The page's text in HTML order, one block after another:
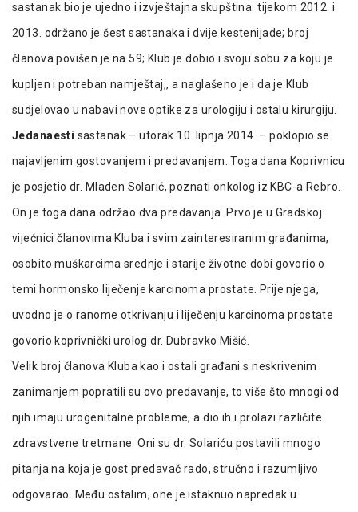
sastanak bio je ujedno i izvještajna skupština: tijekom 2012. i
2013. održano je šest sastanaka i dvije kestenijade; broj
članova povišen je na 59; Klub je dobio i svoju sobu za koju je
kupljen i potreban namještaj,, a naglašeno je i da je Klub
sudjelovao u nabavi nove optike za urologiju i ostalu kirurgiju.
Jedanaesti sastanak – utorak 10. lipnja 2014. – poklopio se
najavljenim gostovanjem i predavanjem. Toga dana Koprivnicu
je posjetio dr. Mladen Solarić, poznati onkolog iz KBC-a Rebro.
On je toga dana održao dva predavanja. Prvo je u Gradskoj
vijećnici članovima Kluba i svim zainteresiranim građanima,
osobito muškarcima srednje i starije životne dobi govorio o
temi hormonsko liječenje karcinoma prostate. Prije njega,
uvodno je o ranome otkrivanju i liječenju karcinoma prostate
govorio koprivnički urolog dr. Dubravko Mišić.
Velik broj članova Kluba kao i ostali građani s neskrivenim
zanimanjem popratili su ovo predavanje, to više što mnogi od
njih imaju urogenitalne probleme, a dio ih i prolazi različite
zdravstvene tretmane. Oni su dr. Solariću postavili mnogo
pitanja na koja je gost predavač rado, stručno i razumljivo
odgovarao. Među ostalim, one je istaknuo napredak u